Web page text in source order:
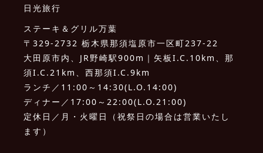
日光旅行
ステーキ＆グリル万葉
〒329-2732 栃木県那須塩原市一区町237-22
大田原市内、JR野崎駅900m｜矢板I.C.10km、那
須I.C.21km、西那須I.C.9km
ランチ／11:00～14:30(L.O.14:00)
ディナー／17:00～22:00(L.O.21:00)
定休日／月・火曜日（祝祭日の場合は営業いたし
ます）